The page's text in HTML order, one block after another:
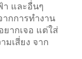
า และอื่นๆ
กการทำงาน
ยากเจอ แต่ใส่
มเสี่ยง จาก